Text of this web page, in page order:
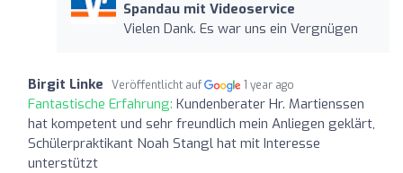
Spandau mit Videoservice
Vielen Dank. Es war uns ein Vergnügen
Birgit Linke Veröffentlicht auf 1 year ago
Fantastische Erfahrung: Kundenberater Hr. Martienssen
hat kompetent und sehr freundlich mein Anliegen geklärt,
Schülerpraktikant Noah Stangl hat mit Interesse
unterstützt